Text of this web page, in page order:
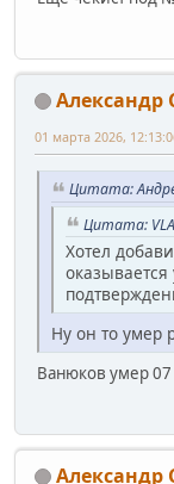
Александр
01 марта 2026,
Цитата:
Цитата:
Хотел
Ну он то умер
Ванюков умер 07
Александр